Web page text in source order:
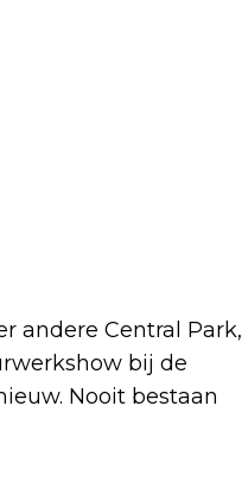
andere Central Park,
bij de
Nooit bestaan